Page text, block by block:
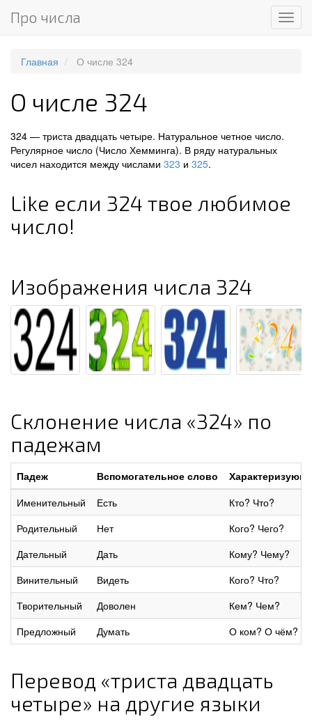
Меню
Про числа
Главная О числе 324
О числе 324
324 — триста двадцать четыре. Натуральное четное число.
Регулярное число (Число Хемминга). В ряду натуральных
чисел находится между числами 323 и 325.
Like если 324 твое любимое
число!
Изображения числа 324
Склонение числа «324» по
падежам
Падеж Вспомогательное слово
Именительный
Есть
Кто? Что?
Родительный
Нет
Кого? Чего?
Дательный
Дать
Кому? Чему?
Винительный
Видеть
Кого? Что?
Творительный
Доволен
Кем? Чем?
Предложный
Думать О ком? О чём?
Перевод «триста двадцать
четыре» на другие языки